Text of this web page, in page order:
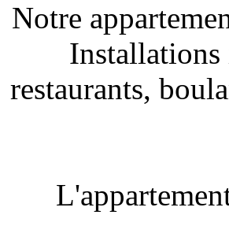
Notre
Installations
restaurants,